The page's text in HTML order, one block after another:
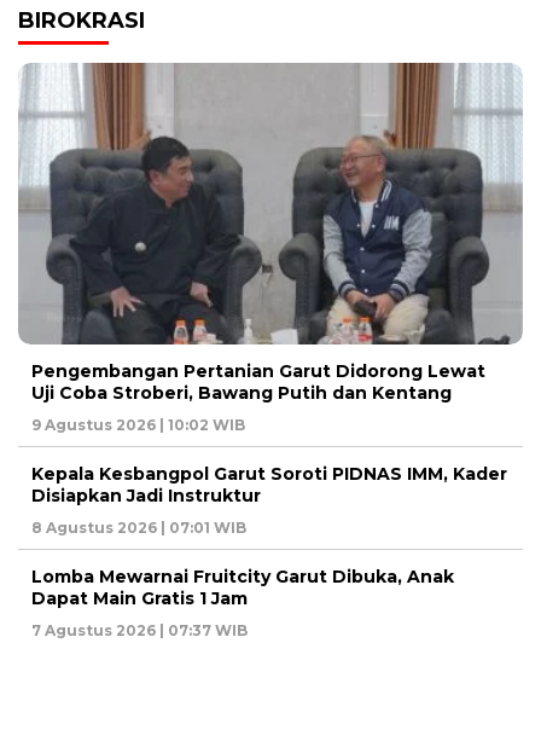
BIROKRASI
Pengembangan Pertanian Garut Didorong Lewat
Uji Coba Stroberi, Bawang Putih dan Kentang
9 Agustus 2026 | 10:02 WIB
Kepala Kesbangpol Garut Soroti PIDNAS IMM, Kader
Disiapkan Jadi Instruktur
8 Agustus 2026 | 07:01 WIB
Lomba Mewarnai Fruitcity Garut Dibuka, Anak
Dapat Main Gratis 1 Jam
7 Agustus 2026 | 07:37 WIB